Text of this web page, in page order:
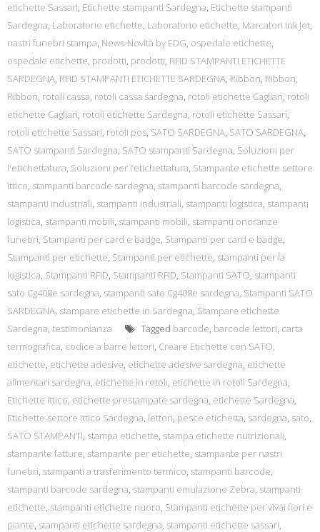
etichette Sassari, Etichette stampanti Sardegna, Etichette stampanti
Sardegna, Laboratorio etichette, Laboratorio etichette, Marcatori Ink Jet,
nastri funebri stampa, News-Novità by EDG, ospedale etichette,
ospedale etichette, prodotti, prodotti, RFID STAMPANTI ETICHETTE
SARDEGNA, RFID STAMPANTI ETICHETTE SARDEGNA, Ribbon, Ribbon,
Ribbon, rotoli cassa, rotoli cassa sardegna, rotoli etichette Cagliari, rotoli
etichette Cagliari, rotoli etichette Sardegna, rotoli etichette Sassari,
rotoli etichette Sassari, rotoli pos, SATO SARDEGNA, SATO SARDEGNA,
SATO stampanti Sardegna, SATO stampanti Sardegna, Soluzioni per
l'etichettatura, Soluzioni per l’etichettatura, Stampante etichette settore
ittico, stampanti barcode sardegna, stampanti barcode sardegna,
stampanti industriali, stampanti industriali, stampanti logistica, stampanti
logistica, stampanti mobili, stampanti mobili, stampanti onoranze
funebri, Stampanti per card e badge, Stampanti per card e badge,
Stampanti per etichette, Stampanti per etichette, stampanti per la
logistica, Stampanti RFID, Stampanti RFID, Stampanti SATO, stampanti
sato Cg408e sardegna, stampanti sato Cg408e sardegna, Stampanti SATO
SARDEGNA, stampare etichette in Sardegna, Stampare etichette
Sardegna, testimonianza Tagged barcode, barcode lettori, carta
termografica, codice a barre lettori, Creare Etichette con SATO,
etichette, etichette adesive, etichette adesive sardegna, etichette
alimentari sardegna, etichette in rotoli, etichette in rotoli Sardegna,
Etichette ittico, etichette prestampate sardegna, etichette Sardegna,
Etichette settore ittico Sardegna, lettori, pesce etichetta, sardegna, sato,
SATO STAMPANTI, stampa etichette, stampa etichette nutrizionali,
stampante fatture, stampante per etichette, stampante per nastri
funebri, stampanti a trasferimento termico, stampanti barcode,
stampanti barcode sardegna, stampanti emulazione Zebra, stampanti
etichette, stampanti etichette nuoro, Stampanti etichette per vivai fiori e
piante, stampanti etichette sardegna, stampanti etichette sassari,